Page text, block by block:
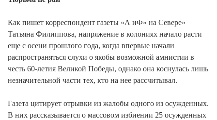
Как пишет корреспондент газеты «А иФ» на Севере»
Татьяна Филиппова, напряжение в колониях начало расти
еще с осени прошлого года, когда впервые начали
распространяться слухи о якобы возможной амнистии в
честь 60-летия Великой Победы, однако она коснулась лишь
незначительной части тех, кто на нее рассчитывал.
Газета цитирует отрывки из жалобы одного из осужденных.
В них рассказывается о массовом избиении 25 осужденных